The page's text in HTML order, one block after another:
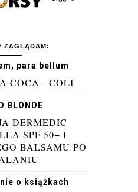
ZAGLĄDAM:
para bellum
COCA - COLI
BLONDE
DERMEDIC
SPF 50+ I
BALSAMU PO
o książkach